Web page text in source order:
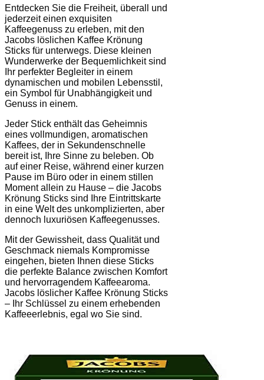
Entdecken Sie die Freiheit, überall und
jederzeit einen exquisiten
Kaffeegenuss zu erleben, mit den
Jacobs löslichen Kaffee Krönung
Sticks für unterwegs. Diese kleinen
Wunderwerke der Bequemlichkeit sind
Ihr perfekter Begleiter in einem
dynamischen und mobilen Lebensstil,
ein Symbol für Unabhängigkeit und
Genuss in einem.
Jeder Stick enthält das Geheimnis
eines vollmundigen, aromatischen
Kaffees, der in Sekundenschnelle
bereit ist, Ihre Sinne zu beleben. Ob
auf einer Reise, während einer kurzen
Pause im Büro oder in einem stillen
Moment allein zu Hause – die Jacobs
Krönung Sticks sind Ihre Eintrittskarte
in eine Welt des unkomplizierten, aber
dennoch luxuriösen Kaffeegenusses.
Mit der Gewissheit, dass Qualität und
Geschmack niemals Kompromisse
eingehen, bieten Ihnen diese Sticks
die perfekte Balance zwischen Komfort
und hervorragendem Kaffeearoma.
Jacobs löslicher Kaffee Krönung Sticks
– Ihr Schlüssel zu einem erhebenden
Kaffeeerlebnis, egal wo Sie sind.